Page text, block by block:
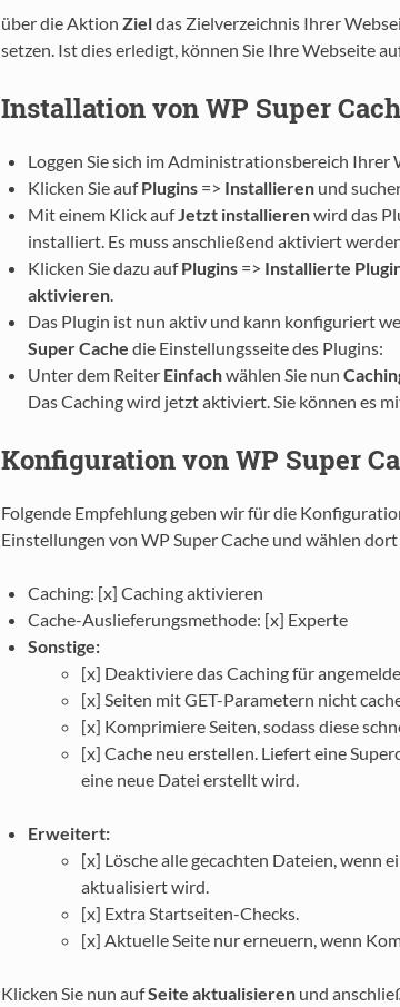
über die Aktion Zieldas Zielverzeichnis Ihrer
setzen. Ist dies erledigt, können Sie Ihre Webseite
Installation von WP Super
Loggen Sie sich im Administrationsbereich
Klicken Sie aufPlugins=> Installierenund
Mit einem Klick aufJetzt installierenwird das
installiert. Es muss anschließend aktiviert
Klicken Sie dazu aufPlugins=> Installierte
aktivieren.
Das Plugin ist nun aktiv und kann konfiguriert
Super Cache die Einstellungsseite des Plugins:
Unter dem Reiter Einfachwählen Sie nun
Das Caching wird jetzt aktiviert. Sie können es
Konfiguration von WP Super
Folgende Empfehlung geben wir für die
Einstellungen von WP Super Cache und wählen
Caching: [x] Caching aktivieren
Cache-Auslieferungsmethode: [x] Experte
Sonstige:
[x] Deaktiviere das Caching für
[x] Seiten mit GET-Parametern nicht
[x] Komprimiere Seiten, sodass diese
[x] Cache neu erstellen. Liefert eine
eine neue Datei erstellt wird.
Erweitert:
[x] Lösche alle gecachten Dateien, wenn
aktualisiert wird.
[x] Extra Startseiten-Checks.
[x] Aktuelle Seite nur erneuern, wenn
Klicken Sie nun aufSeite aktualisierenund